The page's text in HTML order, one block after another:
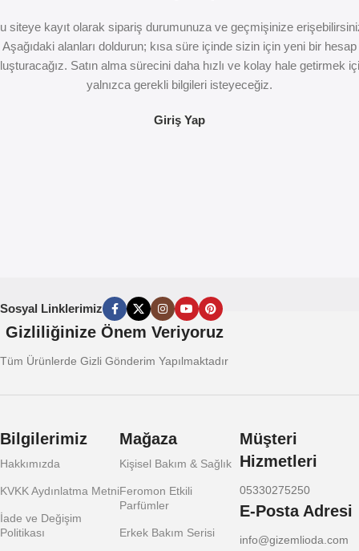
siteye kayıt olarak sipariş durumunuza ve geçmişinize
Aşağıdaki alanları doldurun; kısa süre içinde sizin için yeni bir hesap
Satın alma sürecini daha hızlı ve kolay hale getirmek
yalnızca gerekli bilgileri isteyeceğiz.
Giriş Yap
Sosyal Linklerimiz
Gizliliğinize Önem Veriyoruz
Tüm Ürünlerde Gizli Gönderim Yapılmaktadır
Bilgilerimiz
Hakkımızda
KVKK Aydınlatma Metni
İade ve Değişim
Politikası
Mağaza
Kişisel Bakım & Sağlık
Feromon Etkili
Parfümler
Erkek Bakım Serisi
Müşteri
Hizmetleri
05330275250
E-Posta Adresi
info@gizemlioda.com